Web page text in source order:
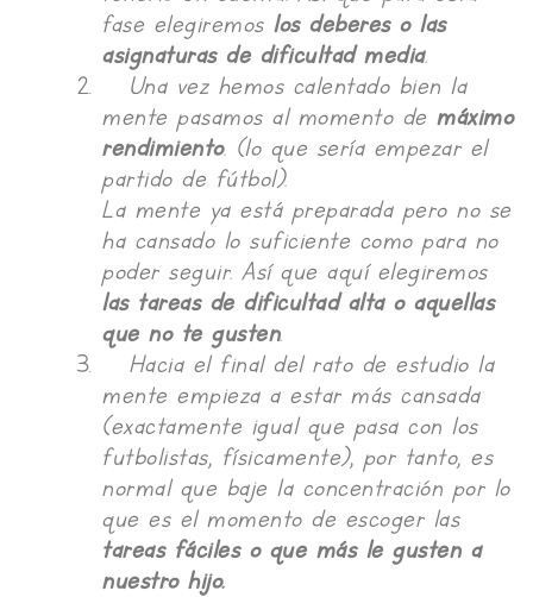
fase elegiremos los deberes o las
asignaturas de dificultad media.
Una vez hemos calentado bien la
mente pasamos al momento de máximo
rendimiento. (lo que sería empezar el
partido de fútbol).
La mente ya está preparada pero no se
ha cansado lo suficiente como para no
poder seguir. Así que aquí elegiremos
las tareas de dificultad alta o aquellas
que no te gusten.
Hacia el final del rato de estudio la
mente empieza a estar más cansada
(exactamente igual que pasa con los
futbolistas, físicamente), por tanto, es
normal que baje la concentración por lo
que es el momento de escoger las
tareas fáciles o que más le gusten a
nuestro hijo.